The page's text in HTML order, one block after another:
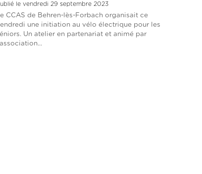
le vendredi 29 septembre 2023
CCAS de Behren-lès-Forbach organisait ce
une initiation au vélo électrique pour les
Un atelier en partenariat et animé par